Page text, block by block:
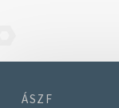
ÁSZF